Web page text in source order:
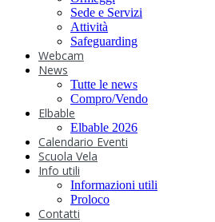
Sede e Servizi
Attività
Safeguarding
Webcam
News
Tutte le news
Compro/Vendo
Elbable
Elbable 2026
Calendario Eventi
Scuola Vela
Info utili
Informazioni utili
Proloco
Contatti